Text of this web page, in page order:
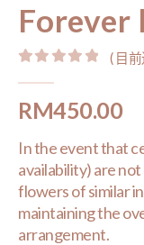
Forever
( 目
RM450.00
In the event that
availability) are
flowers of similar
maintaining the
arrangement.